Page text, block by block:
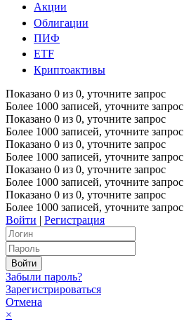
Акции
Облигации
ПИФ
ETF
Криптоактивы
Показано 0 из 0, уточните запрос
Более 1000 записей, уточните запрос
Показано 0 из 0, уточните запрос
Более 1000 записей, уточните запрос
Показано 0 из 0, уточните запрос
Более 1000 записей, уточните запрос
Показано 0 из 0, уточните запрос
Более 1000 записей, уточните запрос
Показано 0 из 0, уточните запрос
Более 1000 записей, уточните запрос
Войти | Регистрация
Забыли пароль?
Зарегистрироваться
Отмена
×